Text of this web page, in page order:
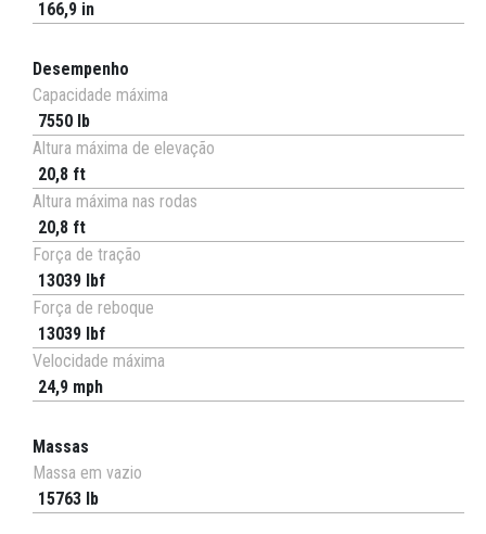
166,9 in
Desempenho
Capacidade máxima
7550 lb
Altura máxima de elevação
20,8 ft
Altura máxima nas rodas
20,8 ft
Força de tração
13039 lbf
Força de reboque
13039 lbf
Velocidade máxima
24,9 mph
Massas
Massa em vazio
15763 lb